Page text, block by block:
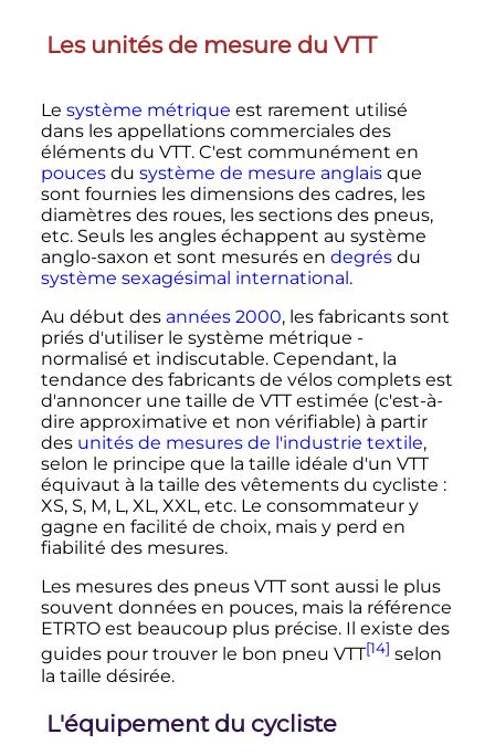
Les unités de mesure du VTT
Le système métrique est rarement utilisé
dans les appellations commerciales des
éléments du VTT. C'est communément en
poucesdu système de mesure anglaisque
sont fournies les dimensions des cadres, les
diamètres des roues, les sections des pneus,
etc. Seuls les angles échappent au système
anglo-saxon et sont mesurés en degrésdu
système sexagésimal international .
Au début des années 2000, les fabricants sont
priés d'utiliser le système métrique -
normalisé et indiscutable. Cependant, la
tendance des fabricants de vélos complets est
d'annoncer une taille de VTT estimée (c'est-à-
dire approximative et non vérifiable) à partir
des unités de mesures de l'industrie textile,
selon le principe que la taille idéale d'un VTT
équivaut à la taille des vêtements du cycliste :
XS, S, M, L, XL, XXL, etc. Le consommateur y
gagne en facilité de choix, mais y perd en
fiabilité des mesures.
Les mesures des pneus VTT sont aussi le plus
souvent données en pouces, mais la référence
ETRTO est beaucoup plus précise. Il existe des
guides pour trouver le bon pneu VTT[14] selon
la taille désirée.
L'équipement du cycliste